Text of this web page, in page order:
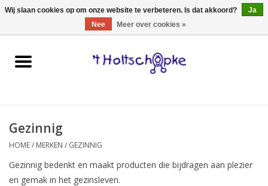
0 Artikelen - €0,00
Home
spellen
onderweg
Gezinnig
HOME/ MERKEN / GEZINNIG
Gezinnig bedenkt en maakt producten die bijdragen aan plezier
en gemak in het gezinsleven.
Wij slaan cookies op om onze website te verbeteren. Is dat akkoord?
Ja
Nee
Meer over cookies »